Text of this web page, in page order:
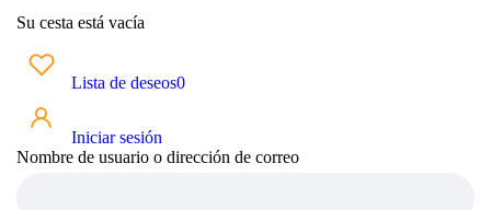
Su cesta está vacía
Lista de deseos0
Iniciar sesión
Nombre de usuario o dirección de correo